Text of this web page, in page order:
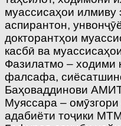
муассисаҳои илмиву
аспирантон,
докторантҳои
касбӣ ва
Фазилатмо – ходими
фалсафа,
Баҳоваддинови
Муяссара –
адабиёти тоҷики